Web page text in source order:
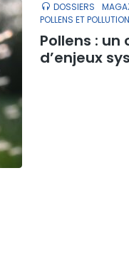
DOSSIERS
POLLENS ET POLLUTION
Pollens :
d’enjeux